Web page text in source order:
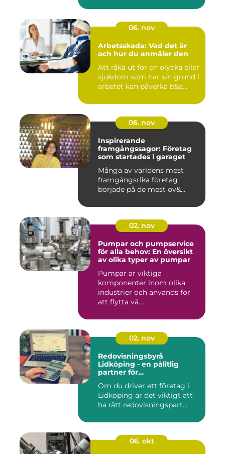
06. nov
Arbetsskada: Vad det är
och hur du anmäler den
Att råka ut för en olycka eller
sjukdom som har sin grund i
arbetet kan påverka b&a...
06. nov
Inspirerande
framgångssagor: Företag
som startades i garaget
Många av världens mest
framgångsrika företag
började på de mest ov&...
02. nov
Pumpar och pumpservice
för alla behov: En översikt
av olika typer av pumpar
Pumpar är viktiga
komponenter inom olika
industrier och används för
att flytta vä...
02. nov
Redovisningsbyrå
Lidköping - en pålitlig
partner för
Lidköping
Om du driver ett företag i
Lidköping är det viktigt att
ha rätt redovisningspart...
06. okt